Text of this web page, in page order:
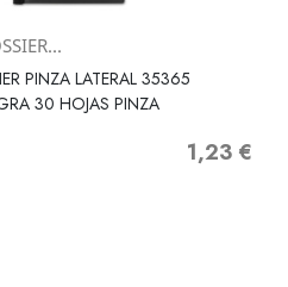
PINZA LATERAL 35365
30 HOJAS PINZA
Precio
1,23 €